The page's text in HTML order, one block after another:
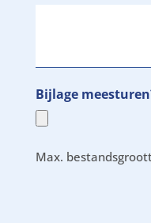
Bijlage
Max.